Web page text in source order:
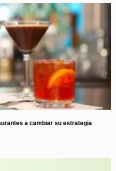
a cambiar su estrategia